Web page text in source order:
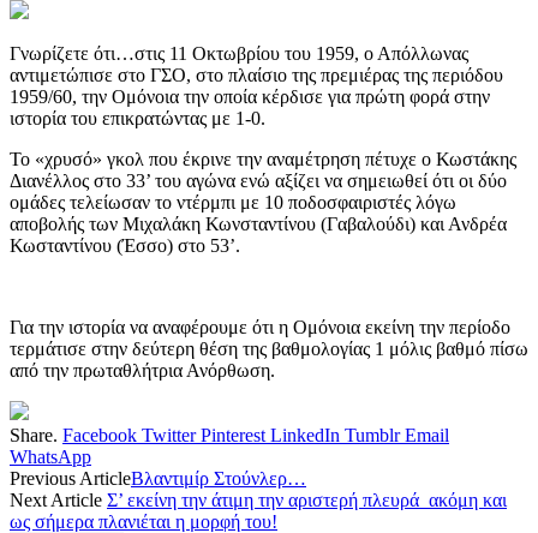
Γνωρίζετε ότι…στις 11 Οκτωβρίου του 1959, ο Απόλλωνας
αντιμετώπισε στο ΓΣΟ, στο πλαίσιο της πρεμιέρας της περιόδου
1959/60, την Ομόνοια την οποία κέρδισε για πρώτη φορά στην
ιστορία του επικρατώντας με 1-0.
Το «χρυσό» γκολ που έκρινε την αναμέτρηση πέτυχε ο Κωστάκης
Διανέλλος στο 33’ του αγώνα ενώ αξίζει να σημειωθεί ότι οι δύο
ομάδες τελείωσαν το ντέρμπι με 10 ποδοσφαιριστές λόγω
αποβολής των Μιχαλάκη Κωνσταντίνου (Γαβαλούδι) και Ανδρέα
Κωσταντίνου (Έσσο) στο 53’.
Για την ιστορία να αναφέρουμε ότι η Ομόνοια εκείνη την περίοδο
τερμάτισε στην δεύτερη θέση της βαθμολογίας 1 μόλις βαθμό πίσω
από την πρωταθλήτρια Ανόρθωση.
Share. Facebook Twitter Pinterest LinkedIn Tumblr Email
WhatsApp
Previous ArticleΒλαντιμίρ Στούνλερ…
Next Article Σ’ εκείνη την άτιμη την αριστερή πλευρά ακόμη και
ως σήμερα πλανιέται η μορφή του!